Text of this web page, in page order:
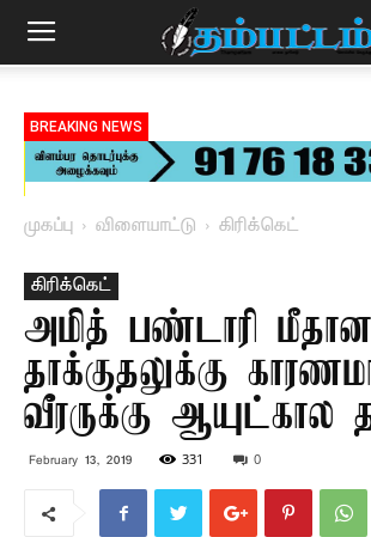
BREAKING NEWS
முகப்பு விளையாட்டு கிரிக்கெட்
கிரிக்கெட்
அமித் பண்டாரி மீதான
தாக்குதலுக்கு
வீரருக்கு ஆயுட்கால
February 13, 2019 331 0